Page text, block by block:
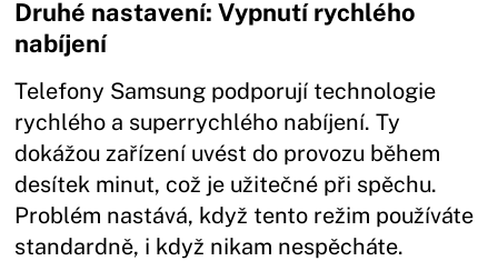
Druhé nastavení: Vypnutí rychlého
nabíjení
Telefony Samsung podporují technologie
rychlého a superrychlého nabíjení. Ty
dokážou zařízení uvést do provozu během
desítek minut, což je užitečné při spěchu.
Problém nastává, když tento režim používáte
standardně, i když nikam nespěcháte.